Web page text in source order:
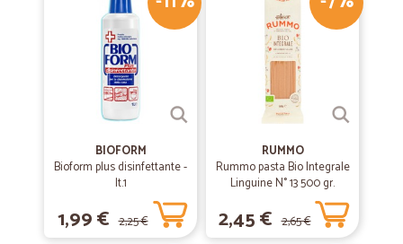
Consegna puntuale e precisa
Consegna puntuale e precisa
16/07/2020
—Renzo C.
Pacchi arrivati in maniera impeccabile…
Pacchi arrivati in maniera impeccabile ottimo il trasporto tutto
perfetto
11/06/2020
—Giusi P.
BIOFORM
Bioform plus disinfettante -
lt.1
1,99 € 2,25 €
RUMMO
Rummo pasta Bio Integrale
Linguine N° 13 500 gr.
2,45 € 2,65 €